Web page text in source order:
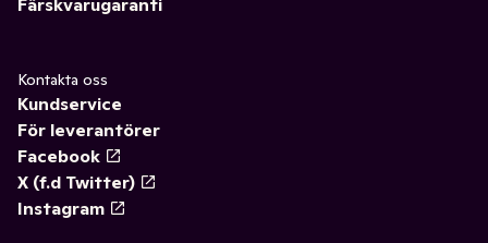
Kontakta oss
Kundservice
För leverantörer
Facebook
X (f.d Twitter)
Instagram